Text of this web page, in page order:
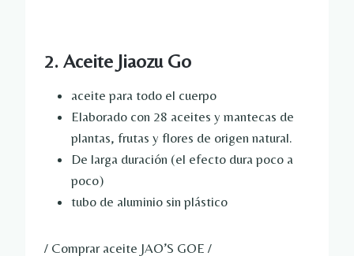
2. Aceite Jiaozu Go
aceite para todo el cuerpo
Elaborado con 28 aceites y mantecas de
plantas, frutas y flores de origen natural.
De larga duración (el efecto dura poco a
poco)
tubo de aluminio sin plástico
/ Comprar aceite JAO’S GOE /